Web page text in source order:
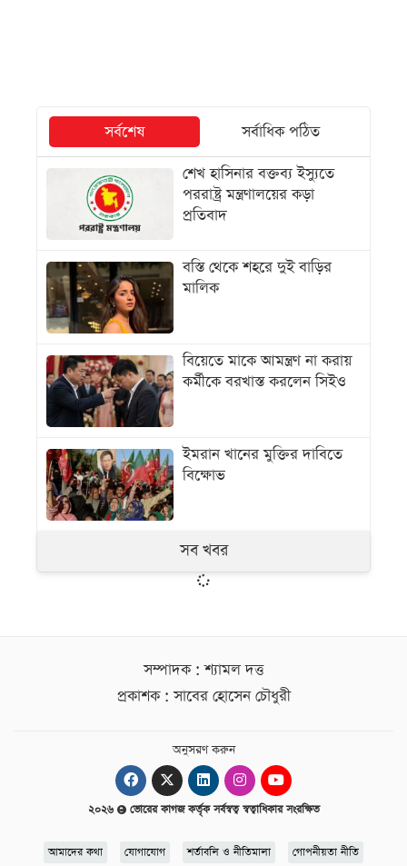
সর্বশেষ
সর্বাধিক পঠিত
শেখ হাসিনার বক্তব্য ইস্যুতে
পররাষ্ট্র মন্ত্রণালয়ের কড়া
প্রতিবাদ
বস্তি থেকে শহরে দুই বাড়ির
মালিক
বিয়েতে মাকে আমন্ত্রণ না করায়
কর্মীকে বরখাস্ত করলেন সিইও
ইমরান খানের মুক্তির দাবিতে
বিক্ষোভ
সব খবর
সম্পাদক : শ্যামল দত্ত
প্রকাশক : সাবের হোসেন চৌধুরী
অনুসরণ করুন
২০২৬ ভোরের কাগজ কর্তৃক সর্বস্বত্ব স্বত্বাধিকার সংরক্ষিত
আমাদের কথা যোগাযোগ শর্তাবলি ও নীতিমালা গোপনীয়তা নীতি